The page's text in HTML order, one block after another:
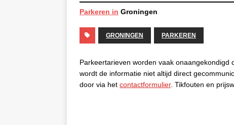
Parkeren in Groningen
GRONINGEN PARKEREN
Parkeertarieven worden vaak
wordt de informatie niet altijd direct
door via het contactformulier. Tikfouten en